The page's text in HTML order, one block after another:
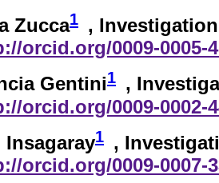
Zucca1 ,
orcid.org/0009-0005-
Gentini1 ,
orcid.org/0009-0002-
Insagaray1 ,
orcid.org/0009-0007-